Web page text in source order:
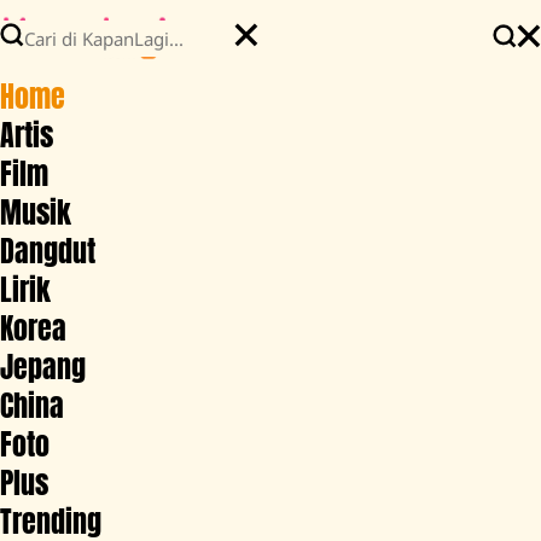
Home
Artis
Film
Musik
Dangdut
Lirik
Korea
Jepang
China
Foto
Plus
Trending